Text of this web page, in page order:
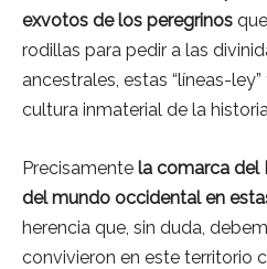
exvotos de los peregrinos
rodillas para pedir a las
ancestrales, estas “líneas-
cultura inmaterial de la
Precisamente la comarca del
del mundo occidental en
herencia que, sin duda,
convivieron en este territorio